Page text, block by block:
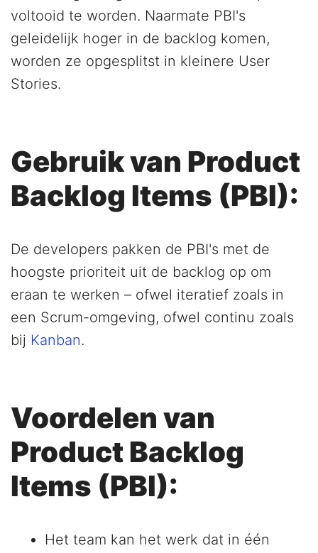
voltooid te worden. Naarmate PBI's
geleidelijk hoger in de backlog komen,
worden ze opgesplitst in kleinere User
Stories.
Gebruik van Product
Backlog Items (PBI):
De developers pakken de PBI's met de
hoogste prioriteit uit de backlog op om
eraan te werken – ofwel iteratief zoals in
een Scrum-omgeving, ofwel continu zoals
bij Kanban.
Voordelen van
Product Backlog
Items (PBI):
Het team kan het werk dat in één